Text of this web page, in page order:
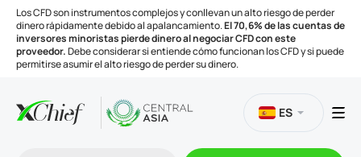
Los CFD son instrumentos complejos y conllevan un alto riesgo de perder
dinero rápidamente debido al apalancamiento.El 70,6% de las cuentas de
inversores minoristas pierde dinero al negociar CFD con este
proveedor.Debe considerar si entiende cómo funcionan los CFD y si puede
permitirse asumir el alto riesgo de perder su dinero.
ES